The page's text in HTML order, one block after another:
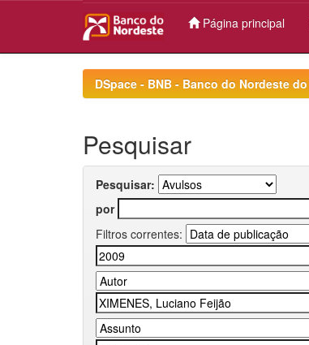
Página principal
DSpace - BNB - Banco do Nordeste
Pesquisar
Pesquisar:
por
Filtros correntes: